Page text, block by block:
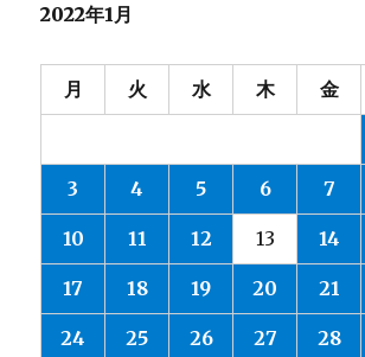
2022年1月
月 火 水 木 金
3 4 5 6 7
10 11 12 13 14
17 18 19 20 21
24 25 26 27 28